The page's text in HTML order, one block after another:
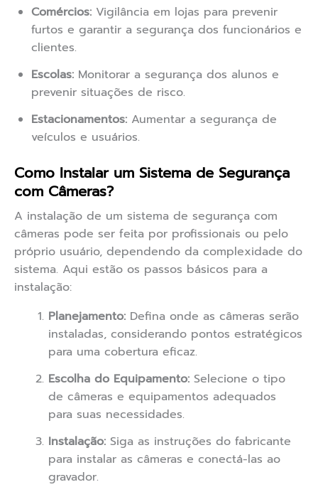
Comércios: Vigilância em lojas para prevenir
furtos e garantir a segurança dos funcionários e
clientes.
Escolas: Monitorar a segurança dos alunos e
prevenir situações de risco.
Estacionamentos: Aumentar a segurança de
veículos e usuários.
Como Instalar um Sistema de Segurança
com Câmeras?
A instalação de um sistema de segurança com
câmeras pode ser feita por profissionais ou pelo
próprio usuário, dependendo da complexidade do
sistema. Aqui estão os passos básicos para a
instalação:
Planejamento: Defina onde as câmeras serão
instaladas, considerando pontos estratégicos
para uma cobertura eficaz.
Escolha do Equipamento: Selecione o tipo
de câmeras e equipamentos adequados
para suas necessidades.
Instalação: Siga as instruções do fabricante
para instalar as câmeras e conectá-las ao
gravador.